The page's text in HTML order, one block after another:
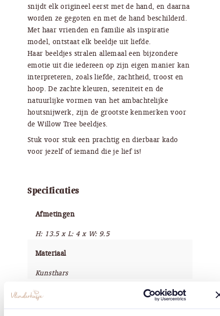
snijdt elk origineel eerst met de hand, en daarna
worden ze gegoten en met de hand beschilderd.
Met haar vrienden en familie als inspiratie
model, ontstaat elk beeldje uit liefde.
Haar beeldjes stralen allemaal een bijzondere
emotie uit die iedereen op zijn eigen manier kan
interpreteren, zoals liefde, zachtheid, troost en
hoop. De zachte kleuren, sereniteit en de
natuurlijke vormen van het ambachtelijke
houtsnijwerk, zijn de grootste kenmerken voor
de Willow Tree beeldjes.
Stuk voor stuk een prachtig en dierbaar kado
voor jezelf of iemand die je lief is!
Specificaties
Afmetingen
H: 13.5 x L: 4 x W: 9.5
Materiaal
Kunsthars
Afwerking
Handbeschilderd